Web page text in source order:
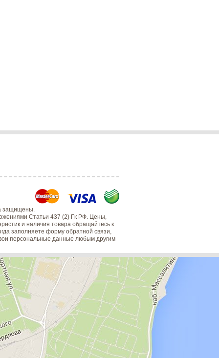
защищены.
Статьи 437 (2) Гк РФ. Цены,
и наличия товара обращайтесь к
заполняете форму обратной связи,
персональные данные любым другим